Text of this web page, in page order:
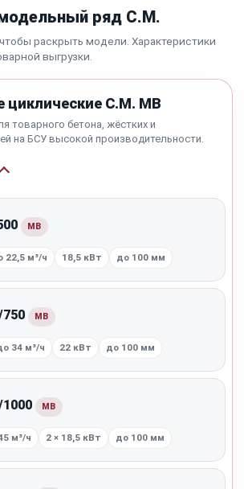
ряд C.M.
раскрыть модели. Характеристики
выгрузки.
циклические C.M. MB
товарного бетона, жёстких и
на БСУ высокой производительности.
MB
22,5 м³/ч 18,5 кВт до 100 мм
750 MB
34 м³/ч 22 кВт до 100 мм
1000 MB
м³/ч 2 × 18,5 кВт до 100 мм